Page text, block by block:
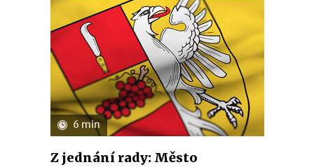
6 min
Z jednání rady: Město